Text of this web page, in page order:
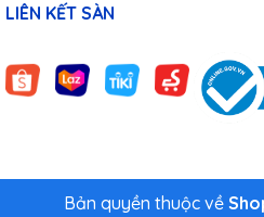
LIÊN KẾT SÀN
Bản quyền thuộc về